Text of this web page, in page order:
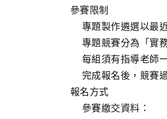
參賽限制
專題製作遴選以最
專題競賽分為「實
每組須有指導老師
完成報名後，競賽
報名方式
參賽繳交資料：